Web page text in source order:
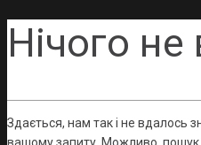
Нічого
Здається, нам так і не вдалось